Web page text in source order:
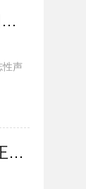
蚂蚁庄园今日最新答案在文章末 7.10日蚂蚁庄园今日正确答案汇总
性声
蚂蚁庄园今日最新答案在文章末 7.7日蚂蚁庄园今日正确答案汇总